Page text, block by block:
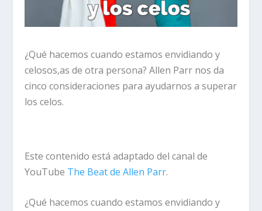
¿Qué hacemos cuando estamos envidiando y
celosos,as de otra persona? Allen Parr nos da
cinco consideraciones para ayudarnos a superar
los celos.
Este contenido está adaptado del canal de
YouTube The Beat de Allen Parr.
¿Qué hacemos cuando estamos envidiando y